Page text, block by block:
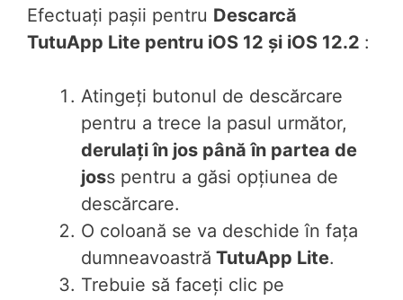
Efectuați pașii pentru Descarcă
TutuApp Lite pentru iOS 12 și iOS 12.2 :
Atingeți butonul de descărcare
pentru a trece la pasul următor,
derulați în jos până în partea de
joss pentru a găsi opțiunea de
descărcare.
O coloană se va deschide în fața
dumneavoastră TutuApp Lite.
Trebuie să faceți clic pe